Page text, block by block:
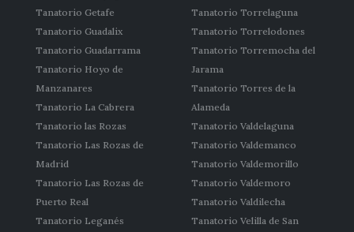
Tanatorio Getafe
Tanatorio Guadalix
Tanatorio Guadarrama
Tanatorio Hoyo de
Manzanares
Tanatorio La Cabrera
Tanatorio las Rozas
Tanatorio Las Rozas de
Madrid
Tanatorio Las Rozas de
Puerto Real
Tanatorio Leganés
Tanatorio Torrelaguna
Tanatorio Torrelodones
Tanatorio Torremocha del
Jarama
Tanatorio Torres de la
Alameda
Tanatorio Valdelaguna
Tanatorio Valdemanco
Tanatorio Valdemorillo
Tanatorio Valdemoro
Tanatorio Valdilecha
Tanatorio Velilla de San